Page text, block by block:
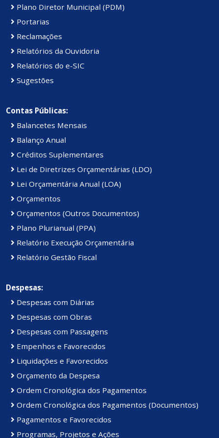
Plano Diretor Municipal (PDM)
Portarias
Reclamações
Relatórios da Ouvidoria
Relatórios do e-SIC
Sugestões
Contas Públicas:
Balancetes Mensais
Balanço Anual
Créditos Suplementares
Lei de Diretrizes Orçamentárias (LDO)
Lei Orçamentária Anual (LOA)
Orçamentos
Orçamentos (Outros Documentos)
Plano Plurianual (PPA)
Relatório Execução Orçamentária
Relatório Gestão Fiscal
Despesas:
Despesas com Diárias
Despesas com Obras
Despesas com Passagens
Empenhos e Favorecidos
Liquidações e Favorecidos
Orçamento da Despesa
Ordem Cronológica dos Pagamentos
Ordem Cronológica dos Pagamentos (Documentos)
Pagamentos e Favorecidos
Programas, Projetos e Ações